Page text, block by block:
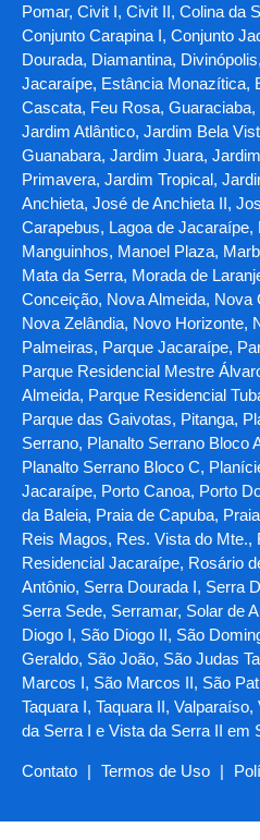
Pomar, Civit I, Civit II, Colina da
Conjunto Carapina I, Conjunto
Dourada, Diamantina,
Jacaraípe, Estância Monazítica,
Cascata, Feu Rosa,
Jardim Atlântico, Jardim Bela
Guanabara, Jardim Juara,
Primavera, Jardim Tropical,
Anchieta, José de Anchieta II,
Carapebus, Lagoa de Jacaraípe,
Manguinhos, Manoel Plaza,
Mata da Serra, Morada de
Conceição, Nova Almeida, Nova
Nova Zelândia, Novo Horizonte,
Palmeiras, Parque Jacaraípe,
Parque Residencial Mestre
Almeida, Parque Residencial
Parque das Gaivotas, Pitanga,
Serrano, Planalto Serrano Bloco
Planalto Serrano Bloco C,
Jacaraípe, Porto Canoa, Porto
da Baleia, Praia de Capuba,
Reis Magos, Res. Vista do Mte.,
Residencial Jacaraípe, Rosário
Antônio, Serra Dourada I, Serra
Serra Sede, Serramar, Solar de
Diogo I, São Diogo II, São
Geraldo, São João, São Judas
Marcos I, São Marcos II, São
Taquara I, Taquara II,
da Serra I e Vista da Serra II em
Contato | Termos de Uso |